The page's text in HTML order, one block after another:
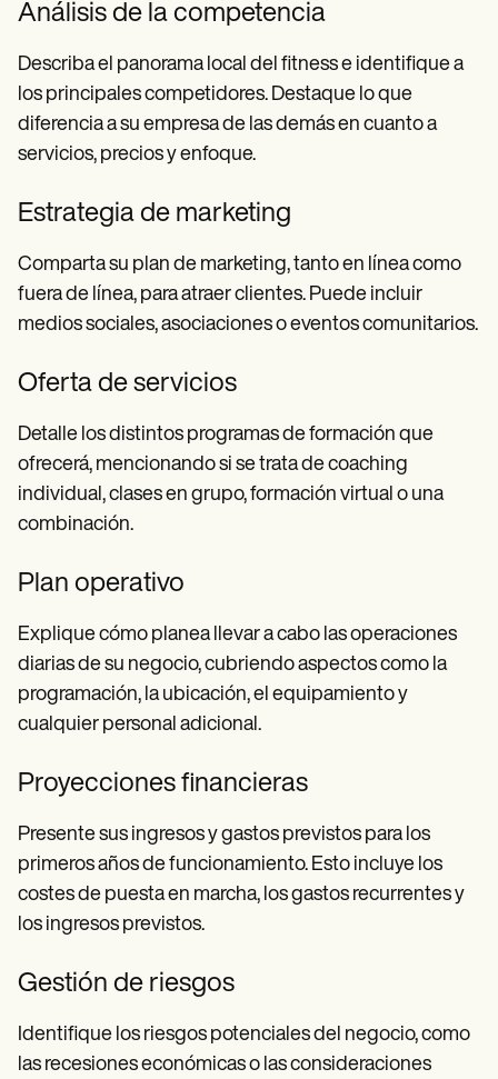
Análisis de la competencia
Describa el panorama local del fitness e identifique a
los principales competidores. Destaque lo que
diferencia a su empresa de las demás en cuanto a
servicios, precios y enfoque.
Estrategia de marketing
Comparta su plan de marketing, tanto en línea como
fuera de línea, para atraer clientes. Puede incluir
medios sociales, asociaciones o eventos comunitarios.
Oferta de servicios
Detalle los distintos programas de formación que
ofrecerá, mencionando si se trata de coaching
individual, clases en grupo, formación virtual o una
combinación.
Plan operativo
Explique cómo planea llevar a cabo las operaciones
diarias de su negocio, cubriendo aspectos como la
programación, la ubicación, el equipamiento y
cualquier personal adicional.
Proyecciones financieras
Presente sus ingresos y gastos previstos para los
primeros años de funcionamiento. Esto incluye los
costes de puesta en marcha, los gastos recurrentes y
los ingresos previstos.
Gestión de riesgos
Identifique los riesgos potenciales del negocio, como
las recesiones económicas o las consideraciones